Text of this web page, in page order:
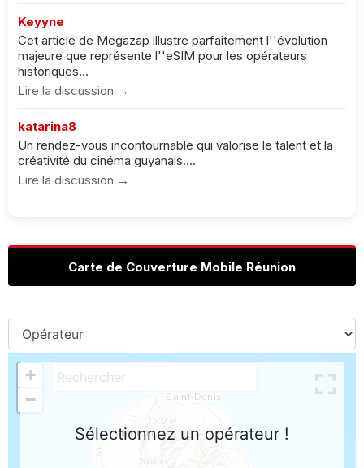
Keyyne
Cet article de Megazap illustre parfaitement l''évolution
majeure que représente l''eSIM pour les opérateurs
historiques...
Lire la discussion →
katarina8
Un rendez-vous incontournable qui valorise le talent et la
créativité du cinéma guyanais....
Lire la discussion →
Carte de Couverture Mobile Réunion